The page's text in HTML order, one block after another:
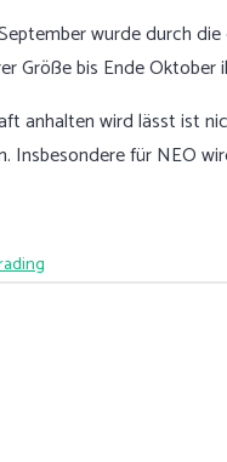
wurde durch
Größe bis Ende
anhalten wird lässt ist
Insbesondere für NEO